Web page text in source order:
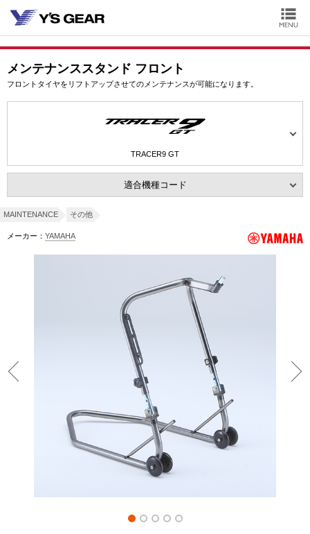
メンテナンススタンド フロント
フロントタイヤをリフトアップさせてのメンテナンスが可能になります。
TRACER9 GT
適合機種コード
MAINTENANCE その他
メーカー： YAMAHA